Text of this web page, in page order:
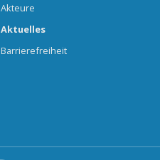
Akteure
Aktuelles
Barrierefreiheit